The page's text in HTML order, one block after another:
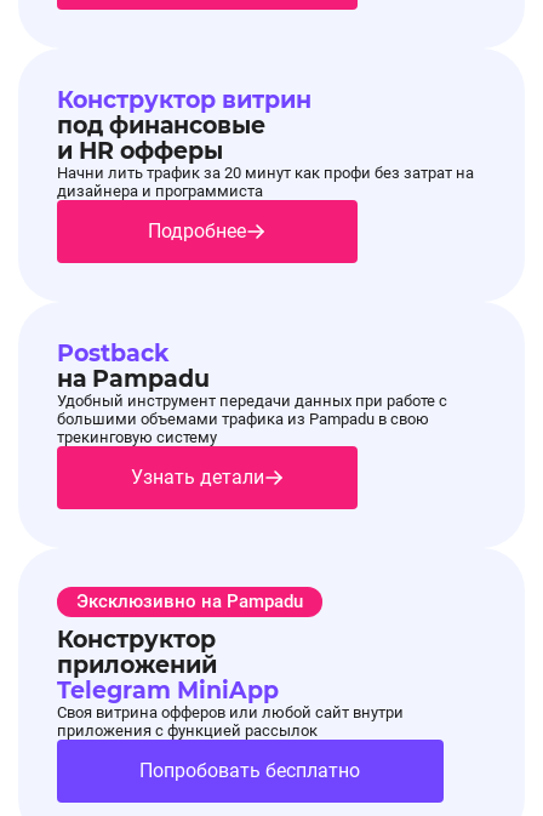
20% от 7 999 руб.
заказ 500 руб. от 3 999 руб.
⏰Срок действия: 01.02.26 - 28.02.26.
Подробности об условиях в разделе Акции и
Промокоды.
🔔Новые промокоды на оффере 28.11.2025, 17:14:59
🔔Новые промокоды на оффере Shopping Live
на заказ 15%
🟢SHOPPINGLIVE-500Р - Новым клиентам
скидка на первый заказ 500 рублей
Конструктор витрин
под финансовые
и HR офферы
Начни лить трафик за 20 минут как профи без затрат на
дизайнера и программиста
Подробнее
Postback
на Pampadu
Удобный инструмент передачи данных при работе с
большими объемами трафика из Pampadu в свою
трекинговую систему
Узнать детали
Эксклюзивно на Pampadu
Конструктор
приложений
Telegram MiniApp
Своя витрина офферов или любой сайт внутри
приложения с функцией рассылок
Попробовать бесплатно